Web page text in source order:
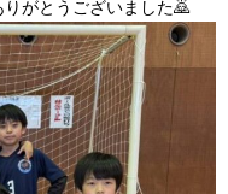
がとうございました🙇